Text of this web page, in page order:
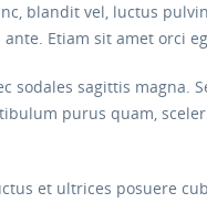
blandit vel, luctus
Etiam sit amet orci
sodales sagittis magna.
purus quam,
et ultrices posuere